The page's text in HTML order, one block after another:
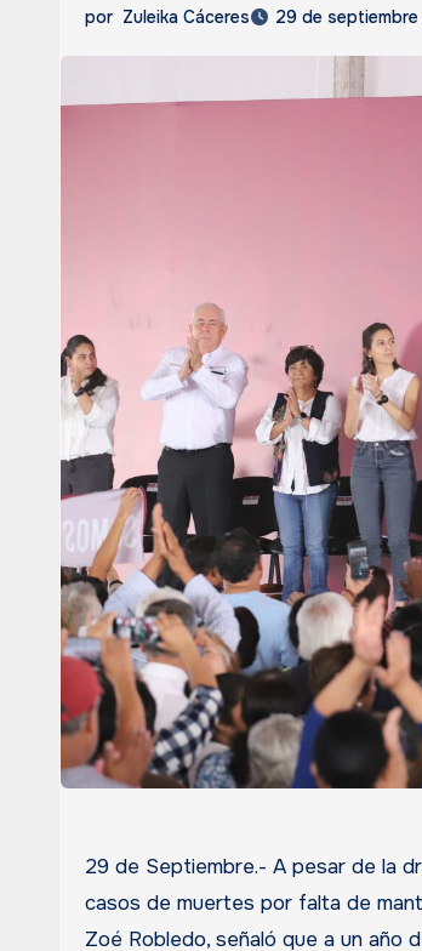
por Zuleika Cáceres 29 de
29 de Septiembre.- A pesar de la
casos de muertes por falta de
Zoé Robledo, señaló que a un año